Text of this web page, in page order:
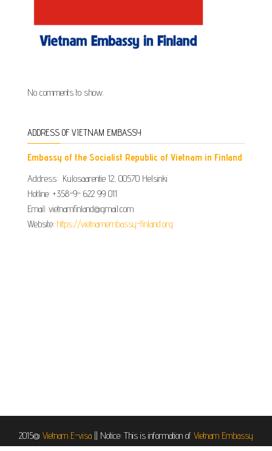
No comments to show.
ADDRESS OF VIETNAM EMBASSY
Embassy of the Socialist Republic of Vietnam in Finland
Address: Kulosaarentie 12, 00570 Helsinki
Hotline: +358-9- 622 99 011​​
Email: vietnamfinland@gmail.com
Website: https://vietnamembassy-finland.org
2015@ Vietnam E-visa || Notice: This is information of Vietnam Embassy